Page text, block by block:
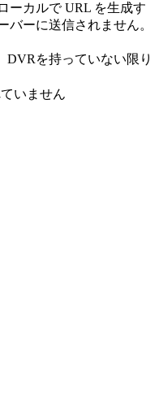
ーカルで URL を生成す
バーに送信されません。
DVRを持っていない限り
いません